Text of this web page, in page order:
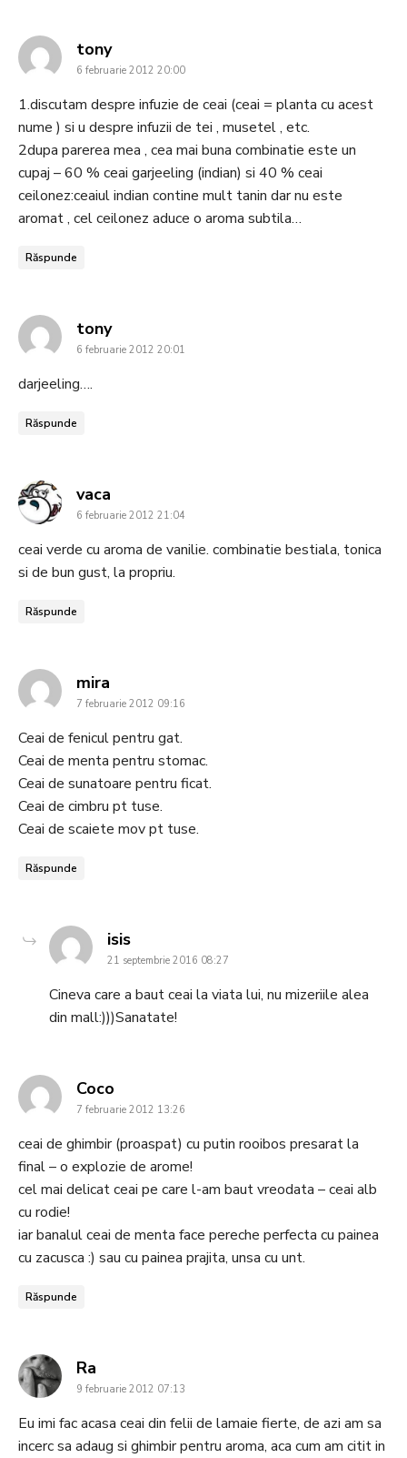
tonysays:
6 februarie 2012 20:00
1.discutam despre infuzie de ceai (ceai = planta cu acest
nume ) si u despre infuzii de tei , musetel , etc.
2dupa parerea mea , cea mai buna combinatie este un
cupaj – 60 % ceai garjeeling (indian) si 40 % ceai
ceilonez:ceaiul indian contine mult tanin dar nu este
aromat , cel ceilonez aduce o aroma subtila…
Răspunde
tonysays:
6 februarie 2012 20:01
darjeeling….
Răspunde
vaca
6 februarie 2012 21:04
ceai verde cu aroma de vanilie. combinatie bestiala, tonica
si de bun gust, la propriu.
Răspunde
mira
7 februarie 2012 09:16
Ceai de fenicul pentru gat.
Ceai de menta pentru stomac.
Ceai de sunatoare pentru ficat.
Ceai de cimbru pt tuse.
Ceai de scaiete mov pt tuse.
Răspunde
isissays:
21 septembrie 2016 08:27
Cineva care a baut ceai la viata lui, nu mizeriile alea
din mall:)))Sanatate!
Coco
7 februarie 2012 13:26
ceai de ghimbir (proaspat) cu putin rooibos presarat la
final – o explozie de arome!
cel mai delicat ceai pe care l-am baut vreodata – ceai alb
cu rodie!
iar banalul ceai de menta face pereche perfecta cu painea
cu zacusca :) sau cu painea prajita, unsa cu unt.
Răspunde
Ra
9 februarie 2012 07:13
Eu imi fac acasa ceai din felii de lamaie fierte, de azi am sa
incerc sa adaug si ghimbir pentru aroma, aca cum am citit in